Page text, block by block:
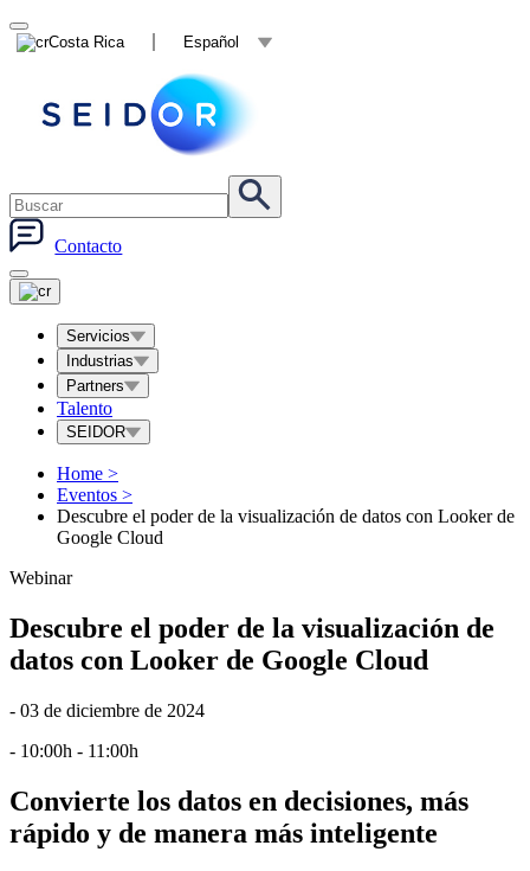
Costa Rica Español
Contacto
Servicios
Industrias
Partners
Talento
SEIDOR
Home >
Eventos >
Descubre el poder de la visualización de datos con Looker de
Google Cloud
Webinar
Descubre el poder de la visualización de
datos con Looker de Google Cloud
- 03 de diciembre de 2024
- 10:00h - 11:00h
Convierte los datos en decisiones, más
rápido y de manera más inteligente